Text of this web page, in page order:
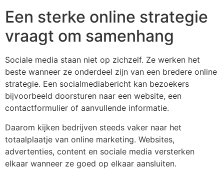
Een sterke online strategie
vraagt om samenhang
Sociale media staan niet op zichzelf. Ze werken het
beste wanneer ze onderdeel zijn van een bredere online
strategie. Een socialmediabericht kan bezoekers
bijvoorbeeld doorsturen naar een website, een
contactformulier of aanvullende informatie.
Daarom kijken bedrijven steeds vaker naar het
totaalplaatje van online marketing. Websites,
advertenties, content en sociale media versterken
elkaar wanneer ze goed op elkaar aansluiten.